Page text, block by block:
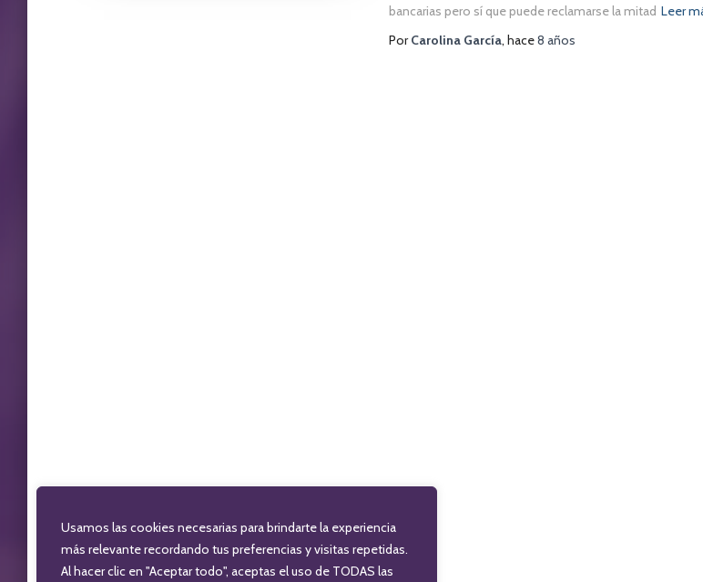
Usamos las cookies necesarias para brindarte la experiencia
más relevante recordando tus preferencias y visitas repetidas.
Al hacer clic en "Aceptar todo", aceptas el uso de TODAS las
bancarias pero sí que puede reclamarse la mitad Leer
PorCarolina García, hace8 años